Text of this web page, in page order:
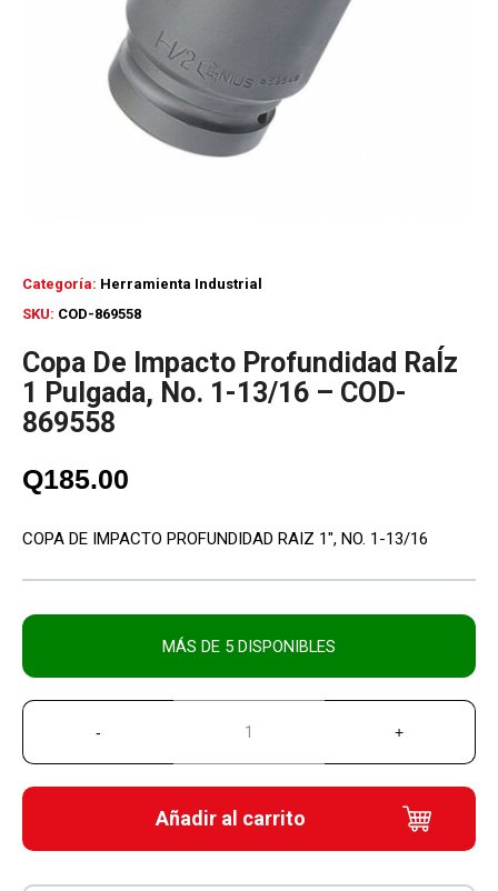
SKU: COD-869558
Categoría: Herramienta Industrial
Copa De Impacto Profundidad RaÍz
1 Pulgada, No. 1-13/16 – COD-
869558
Q185.00
COPA DE IMPACTO PROFUNDIDAD RAIZ 1″, NO. 1-13/16
MÁS DE 5 DISPONIBLES
Añadir al carrito